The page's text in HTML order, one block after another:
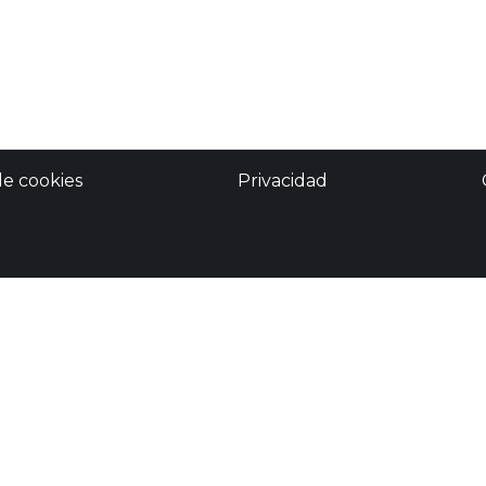
cookies Privacidad